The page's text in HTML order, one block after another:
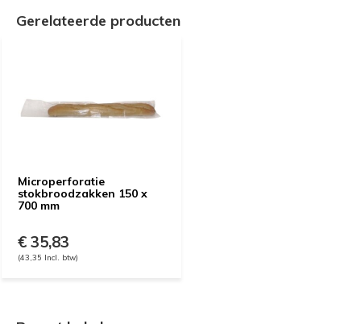
Gerelateerde producten
Microperforatie
stokbroodzakken 150 x
700 mm
€ 35,83
(43,35 Incl. btw)